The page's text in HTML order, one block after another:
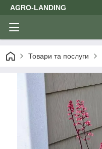
AGRO-LANDING
Товари та послуги